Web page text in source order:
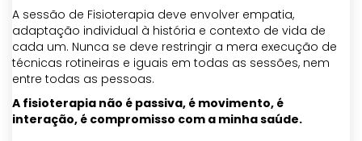
A sessão de Fisioterapia deve envolver empatia,
adaptação individual à história e contexto de vida de
cada um. Nunca se deve restringir a mera execução de
técnicas rotineiras e iguais em todas as sessões, nem
entre todas as pessoas.
A fisioterapia não é passiva, é movimento, é
interação, é compromisso com a minha saúde.